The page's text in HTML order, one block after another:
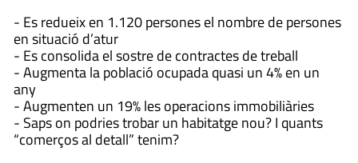
- Es redueix en 1.120 persones el nombre de persones
en situació d’atur
- Es consolida el sostre de contractes de treball
- Augmenta la població ocupada quasi un 4% en un
any
- Augmenten un 19% les operacions immobiliàries
- Saps on podries trobar un habitatge nou? I quants
“comerços al detall” tenim?